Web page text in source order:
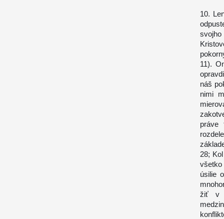
10.
11).
náš
nimi
práve
28;
všetko
úsilie
žiť v